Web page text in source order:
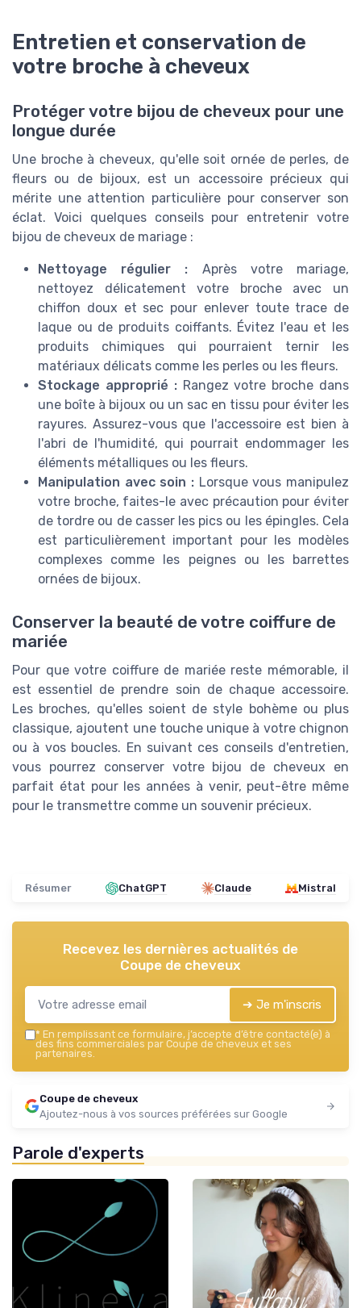
Entretien et conservation de
votre broche à cheveux
Protéger votre bijou de cheveux pour une
longue durée
Une broche à cheveux, qu'elle soit ornée de perles, de
fleurs ou de bijoux, est un accessoire précieux qui
mérite une attention particulière pour conserver son
éclat. Voici quelques conseils pour entretenir votre
bijou de cheveux de mariage :
Nettoyage régulier : Après votre mariage,
nettoyez délicatement votre broche avec un
chiffon doux et sec pour enlever toute trace de
laque ou de produits coiffants. Évitez l'eau et les
produits chimiques qui pourraient ternir les
matériaux délicats comme les perles ou les fleurs.
Stockage approprié :Rangez votre broche dans
une boîte à bijoux ou un sac en tissu pour éviter les
rayures. Assurez-vous que l'accessoire est bien à
l'abri de l'humidité, qui pourrait endommager les
éléments métalliques ou les fleurs.
Manipulation avec soin : Lorsque vous manipulez
votre broche, faites-le avec précaution pour éviter
de tordre ou de casser les pics ou les épingles. Cela
est particulièrement important pour les modèles
complexes comme les peignes ou les barrettes
ornées de bijoux.
Conserver la beauté de votre coiffure de
mariée
Pour que votre coiffure de mariée reste mémorable, il
est essentiel de prendre soin de chaque accessoire.
Les broches, qu'elles soient de style bohème ou plus
classique, ajoutent une touche unique à votre chignon
ou à vos boucles. En suivant ces conseils d'entretien,
vous pourrez conserver votre bijou de cheveux en
parfait état pour les années à venir, peut-être même
pour le transmettre comme un souvenir précieux.
Résumer ChatGPT Claude Mistral
Recevez les dernières actualités de
Coupe de cheveux
➔ Je m'inscris
* En remplissant ce formulaire, j’accepte d’être contacté(e) à
des fins commerciales par Coupe de cheveux et ses
partenaires.
Coupe de cheveux
Ajoutez-nous à vos sources préférées sur Google
Parole d'experts